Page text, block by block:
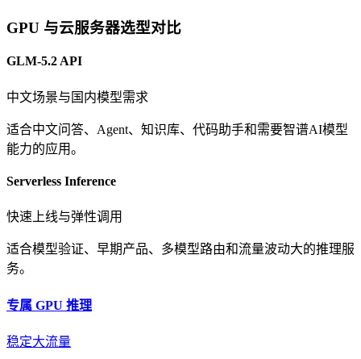
GPU 与云服务器选型对比
GLM-5.2 API
中文场景与国内模型需求
适合中文问答、Agent、知识库、代码助手和需要智谱AI模型
能力的应用。
Serverless Inference
快速上线与弹性调用
适合模型验证、早期产品、多模型路由和流量波动大的推理服
务。
专属 GPU 推理
稳定大流量